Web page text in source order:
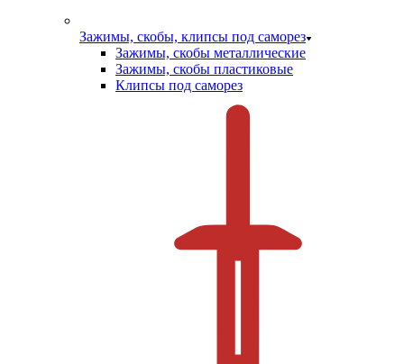
Зажимы, скобы, клипсы под саморез
Зажимы, скобы металлические
Зажимы, скобы пластиковые
Клипсы под саморез